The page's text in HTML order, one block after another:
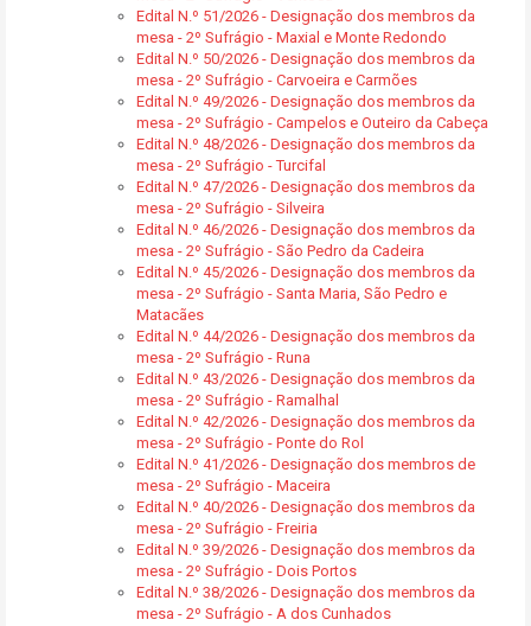
Edital N.º 51/2026 - Designação dos membros da
mesa - 2º Sufrágio - Maxial e Monte Redondo
Edital N.º 50/2026 - Designação dos membros da
mesa - 2º Sufrágio - Carvoeira e Carmões
Edital N.º 49/2026 - Designação dos membros da
mesa - 2º Sufrágio - Campelos e Outeiro da Cabeça
Edital N.º 48/2026 - Designação dos membros da
mesa - 2º Sufrágio - Turcifal
Edital N.º 47/2026 - Designação dos membros da
mesa - 2º Sufrágio - Silveira
Edital N.º 46/2026 - Designação dos membros da
mesa - 2º Sufrágio - São Pedro da Cadeira
Edital N.º 45/2026 - Designação dos membros da
mesa - 2º Sufrágio - Santa Maria, São Pedro e
Matacães
Edital N.º 44/2026 - Designação dos membros da
mesa - 2º Sufrágio - Runa
Edital N.º 43/2026 - Designação dos membros da
mesa - 2º Sufrágio - Ramalhal
Edital N.º 42/2026 - Designação dos membros da
mesa - 2º Sufrágio - Ponte do Rol
Edital N.º 41/2026 - Designação dos membros de
mesa - 2º Sufrágio - Maceira
Edital N.º 40/2026 - Designação dos membros da
mesa - 2º Sufrágio - Freiria
Edital N.º 39/2026 - Designação dos membros da
mesa - 2º Sufrágio - Dois Portos
Edital N.º 38/2026 - Designação dos membros da
mesa - 2º Sufrágio - A dos Cunhados